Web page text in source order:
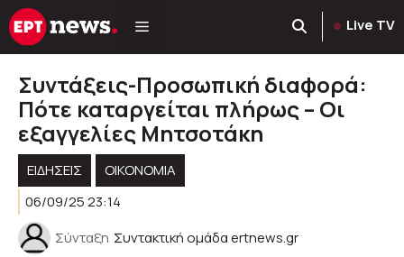
Μετάβαση
σε
Live TV
Συντάξεις-Προσωπική διαφορά:
Πότε καταργείται πλήρως – Οι
εξαγγελίες Μητσοτάκη
ΕΙΔΗΣΕΙΣ
ΟΙΚΟΝΟΜΙΑ
06/09/25 23:14
Σύνταξη Συντακτική ομάδα ertnews.gr